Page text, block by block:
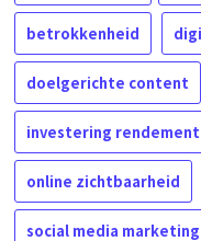
betrokkenheid
doelgerichte content
investering rendement
online zichtbaarheid
social media marketing